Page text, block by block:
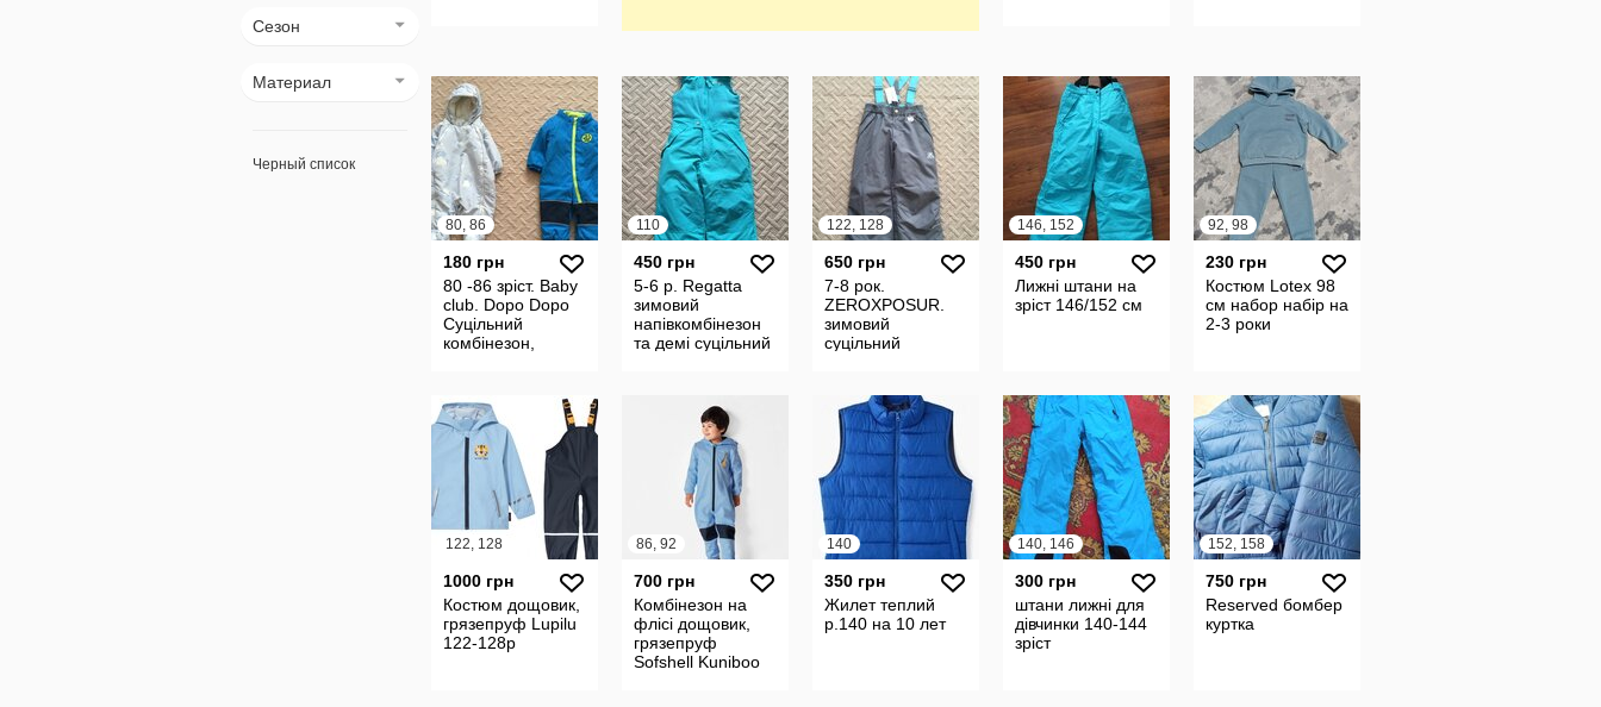
Сезон
Материал
Черный список
80, 86
180 грн
80 -86 зріст. Baby
club. Dopo Dopo
Суцільний
комбінезон,
єврозима, демі .
110
450 грн
5-6 р. Regatta
зимовий
напівкомбінезон
та демі суцільний
122, 128
650 грн
7-8 рок.
ZEROXPOSUR.
зимовий
суцільний
Унісекс. Застібка -
блискав
146, 152
450 грн
Лижні штани на
зріст 146/152 см
92, 98
230 грн
Костюм Lotex 98
см набор набір на
2-3 роки
122, 128
1000 грн
Костюм дощовик,
грязепруф Lupilu
122-128р
86, 92
700 грн
Комбінезон на
флісі дощовик,
грязепруф
Sofshell Kuniboo
140
350 грн
Жилет теплий
р.140 на 10 лет
140, 146
300 грн
штани лижні для
дівчинки 140-144
зріст
152, 158
750 грн
Reserved бомбер
куртка